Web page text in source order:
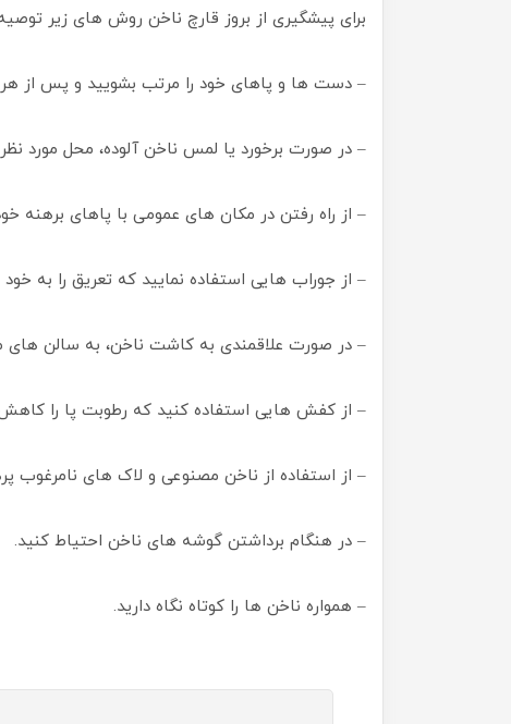
برای پیشگیری از بروز قارچ ناخن روش های زیر
– دست ها و پاهای خود را مرتب بشویید و پس از هر
– در صورت برخورد یا لمس ناخن آلوده، محل مورد
– از راه رفتن در مکان های عمومی با پاهای برهنه
– از جوراب هایی استفاده نمایید که تعریق را به
– در صورت علاقمندی به کاشت ناخن، به سالن های
– از کفش هایی استفاده کنید که رطوبت پا را
– از استفاده از ناخن مصنوعی و لاک های نامرغوب
– در هنگام برداشتن گوشه های ناخن احتیاط کنید.
– همواره ناخن ها را کوتاه نگاه دارید.